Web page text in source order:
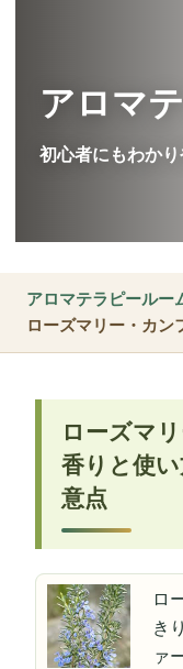
アロマ
初心者にもわか
アロマテラピールー
ローズマリー・カン
ローズマ
香りと使
意点
ロ
き
ァ